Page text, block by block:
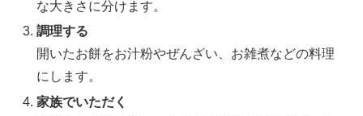
な大きさに分けます。
調理する
開いたお餅をお汁粉やぜんざい、お雑煮などの料理
にします。
家族でいただく